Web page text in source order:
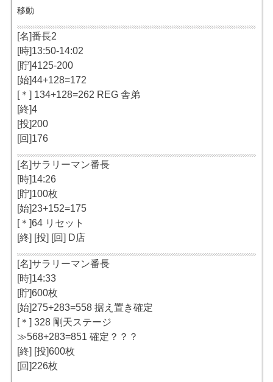
移動
[名]番長2
[時]13:50-14:02
[貯]4125-200
[始]44+128=172
[＊] 134+128=262 REG 舎弟
[終]4
[投]200
[回]176
[名]サラリーマン番長
[時]14:26
[貯]100枚
[始]23+152=175
[＊]64 リセット
[終] [投] [回] D店
[名]サラリーマン番長
[時]14:33
[貯]600枚
[始]275+283=558 据え置き確定
[＊] 328 剛天ステージ
≫568+283=851 確定？？？
[終] [投]600枚
[回]226枚